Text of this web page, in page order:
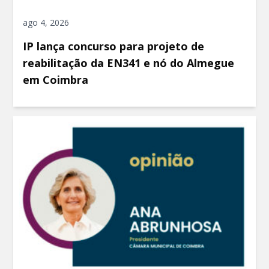
ago 4, 2026
IP lança concurso para projeto de
reabilitação da EN341 e nó do Almegue
em Coimbra